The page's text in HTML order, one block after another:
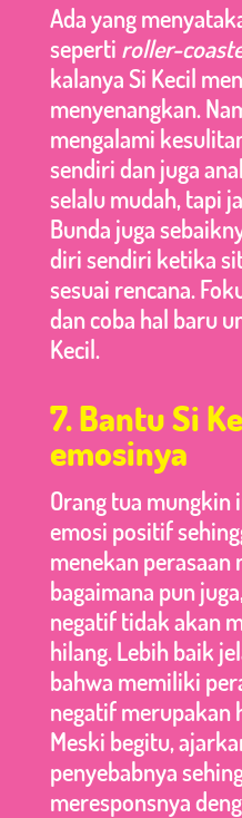
Ada yang
seperti roller-
kalanya Si Kecil
menyenangkan.
mengalami
sendiri dan juga
selalu mudah, tapi
Bunda juga
diri sendiri ketika
sesuai rencana.
dan coba hal baru
Kecil.
7. Bantu Si
emosinya
Orang tua
emosi positif
menekan perasaan
bagaimana pun
negatif tidak akan
hilang. Lebih baik
bahwa memiliki
negatif merupakan
Meski begitu,
penyebabnya
meresponsnya